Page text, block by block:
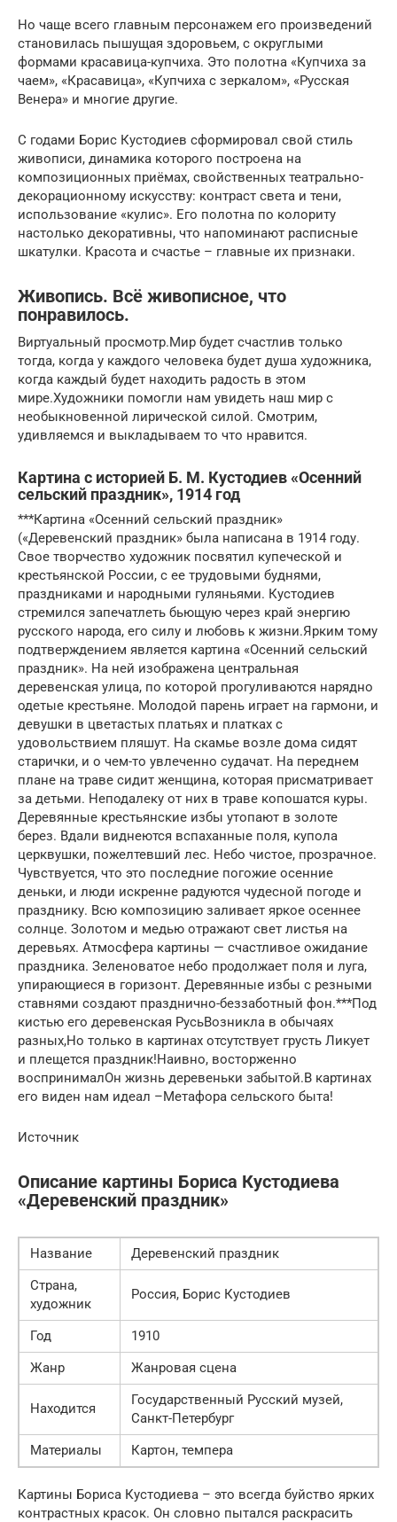
Но чаще всего главным персонажем его произведений
становилась пышущая здоровьем, с округлыми
формами красавица-купчиха. Это полотна «Купчиха за
чаем», «Красавица», «Купчиха с зеркалом», «Русская
Венера» и многие другие.
С годами Борис Кустодиев сформировал свой стиль
живописи, динамика которого построена на
композиционных приёмах, свойственных театрально-
декорационному искусству: контраст света и тени,
использование «кулис». Его полотна по колориту
настолько декоративны, что напоминают расписные
шкатулки. Красота и счастье – главные их признаки.
Живопись. Всё живописное, что
понравилось.
Виртуальный просмотр.Мир будет счастлив только
тогда, когда у каждого человека будет душа художника,
когда каждый будет находить радость в этом
мире.Художники помогли нам увидеть наш мир с
необыкновенной лирической силой. Смотрим,
удивляемся и выкладываем то что нравится.
Картина с историей Б. М. Кустодиев «Осенний
сельский праздник», 1914 год
***Картина «Осенний сельский праздник»
(«Деревенский праздник» была написана в 1914 году.
Свое творчество художник посвятил купеческой и
крестьянской России, с ее трудовыми буднями,
праздниками и народными гуляньями. Кустодиев
стремился запечатлеть бьющую через край энергию
русского народа, его силу и любовь к жизни.Ярким тому
подтверждением является картина «Осенний сельский
праздник». На ней изображена центральная
деревенская улица, по которой прогуливаются нарядно
одетые крестьяне. Молодой парень играет на гармони, и
девушки в цветастых платьях и платках с
удовольствием пляшут. На скамье возле дома сидят
старички, и о чем-то увлеченно судачат. На переднем
плане на траве сидит женщина, которая присматривает
за детьми. Неподалеку от них в траве копошатся куры.
Деревянные крестьянские избы утопают в золоте
берез. Вдали виднеются вспаханные поля, купола
церквушки, пожелтевший лес. Небо чистое, прозрачное.
Чувствуется, что это последние погожие осенние
деньки, и люди искренне радуются чудесной погоде и
празднику. Всю композицию заливает яркое осеннее
солнце. Золотом и медью отражают свет листья на
деревьях. Атмосфера картины — счастливое ожидание
праздника. Зеленоватое небо продолжает поля и луга,
упирающиеся в горизонт. Деревянные избы с резными
ставнями создают празднично-беззаботный фон.***Под
кистью его деревенская РусьВозникла в обычаях
разных,Но только в картинах отсутствует грусть Ликует
и плещется праздник!Наивно, восторженно
воспринималОн жизнь деревеньки забытой.В картинах
его виден нам идеал –Метафора сельского быта!
Источник
Описание картины Бориса Кустодиева
«Деревенский праздник»
Название
Деревенский праздник
Страна,
художник
Россия, Борис Кустодиев
Год
1910
Жанр
Жанровая сцена
Находится
Государственный Русский музей,
Санкт-Петербург
Материалы
Картон, темпера
Картины Бориса Кустодиева – это всегда буйство ярких
контрастных красок. Он словно пытался раскрасить